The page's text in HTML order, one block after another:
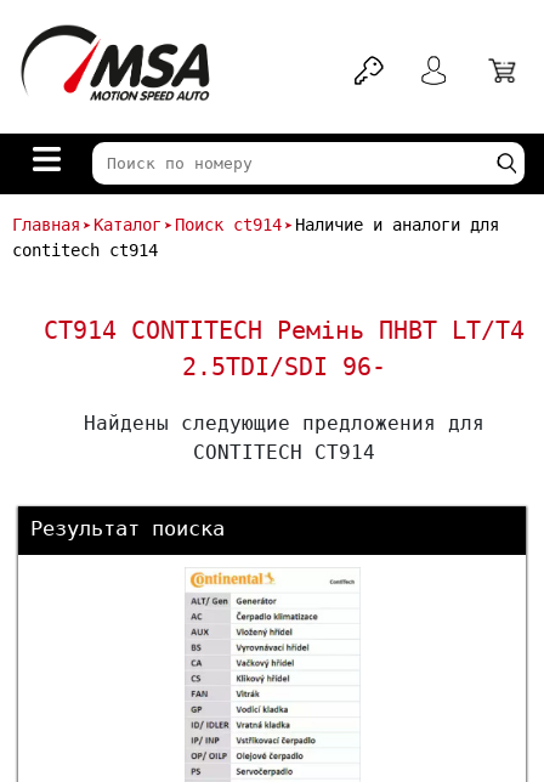
Главная ➤ Каталог ➤ Поиск ct914 ➤ Наличие и аналоги для
contitech ct914
CT914 CONTITECH Ремінь ПНВТ LT/T4
2.5TDI/SDI 96-
Найдены следующие предложения для
CONTITECH CT914
Результат поиска